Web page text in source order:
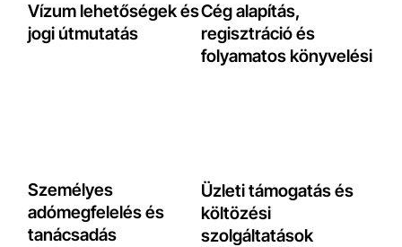
Vízum lehetőségek és
jogi útmutatás
Cég alapítás,
regisztráció és
folyamatos könyvelési
Személyes
adómegfelelés és
tanácsadás
Üzleti támogatás és
költözési
szolgáltatások